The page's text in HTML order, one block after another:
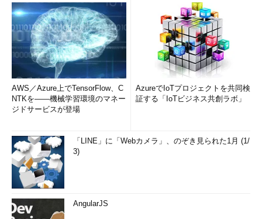
AWS／Azure上でTensorFlow、C
NTKを――機械学習環境のマネー
ジドサービスが登場
AzureでIoTプロジェクトを共同検
証する「IoTビジネス共創ラボ」
「LINE」に「Webカメラ」、のぞき見られた1月 (1/
3)
AngularJS